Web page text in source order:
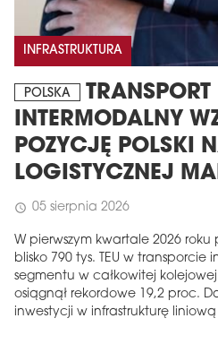
INFRASTRUKTURA
POLSKA
TRANSPORT
INTERMODALNY
POZYCJĘ POLSKI
LOGISTYCZNEJ
schedule 05 sierpnia 2026
W pierwszym kwartale 2026 roku
blisko 790 tys. TEU w transporcie
segmentu w całkowitej
osiągnął rekordowe 19,2 proc.
inwestycji w infrastrukturę